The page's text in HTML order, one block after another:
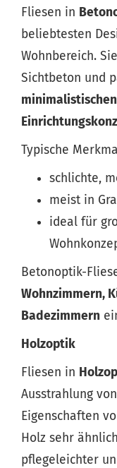
Fliesen in
beliebtesten
Wohnbereich.
Sichtbeton und
Typische
schlichte,
meist in
ideal für
Betonoptik-
Wohnzimmern,
Badezimmern
Holzoptik
Fliesen in
Ausstrahlung
Eigenschaften
Holz sehr
pflegeleichter